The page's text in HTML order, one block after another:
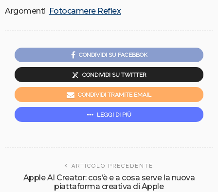
Argomenti Fotocamere Reflex
CONDIVIDI SU FACEBBOK
CONDIVIDI SU TWITTER
CONDIVIDI TRAMITE EMAIL
LEGGI DI PIÙ
ARTICOLO PRECEDENTE
Apple AI Creator: cos’è e a cosa serve la nuova
piattaforma creativa di Apple